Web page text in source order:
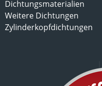
Dichtungsmaterialien
Weitere Dichtungen
Zylinderkopfdichtungen